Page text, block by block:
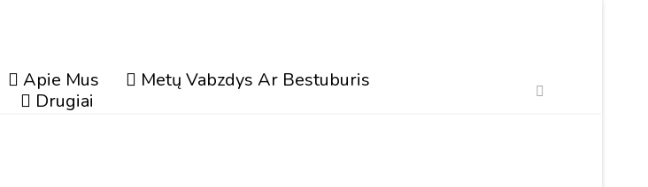
Apie Mus
Metų Vabzdys Ar Bestuburis
Drugiai